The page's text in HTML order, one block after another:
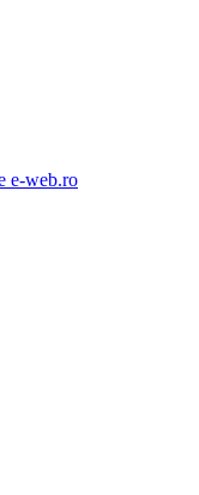
e-web.ro